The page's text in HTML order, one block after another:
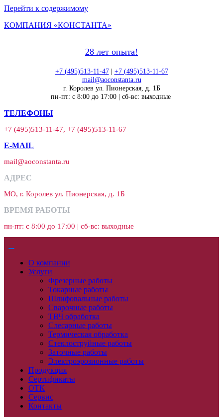
Перейти к содержимому
КОМПАНИЯ «КОНСТАНТА»
28 лет опыта!
+7 (495)513-11-47| +7 (495)513-11-67
mail@aoconstanta.ru
г. Королев ул. Пионерская, д. 1Б
пн-пт: с 8:00 до 17:00 | сб-вс: выходные
ТЕЛЕФОНЫ
+7 (495)513-11-47, +7 (495)513-11-67
E-MAIL
mail@aoconstanta.ru
АДРЕС
МО, г. Королев ул. Пионерская, д. 1Б
ВРЕМЯ РАБОТЫ
пн-пт: с 8:00 до 17:00 | сб-вс: выходные
О компании
Услуги
Фрезерные работы
Токарные работы
Шлифовальные работы
Сварочные работы
ТВЧ обработка
Слесарные работы
Термическая обработка
Стеклоструйные работы
Заточные работы
Электроэрозионные работы
Продукция
Сертификаты
ОТК
Сервис
Контакты